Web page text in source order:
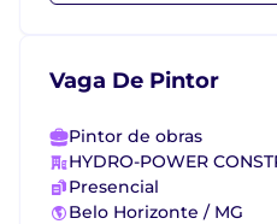
Vaga De Pintor
Pintor de obras
HYDRO-POWER
Presencial
Belo Horizonte / MG